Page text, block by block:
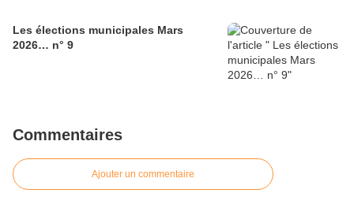
Les élections municipales Mars
2026… n° 9
Commentaires
Ajouter un commentaire